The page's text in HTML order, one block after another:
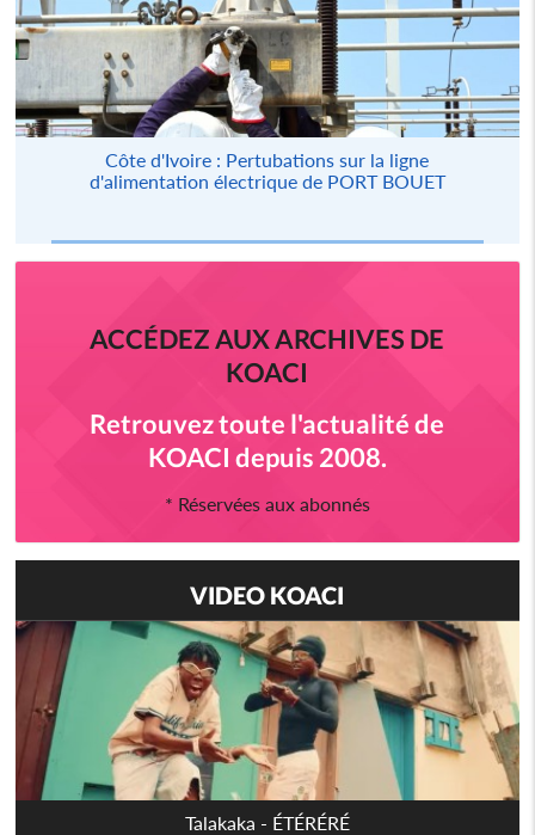
Côte d'Ivoire : Pertubations sur la ligne
d'alimentation électrique de PORT BOUET
ACCÉDEZ AUX ARCHIVES DE
KOACI
Retrouvez toute l'actualité de
KOACI depuis 2008.
* Réservées aux abonnés
VIDEO KOACI
Talakaka - ÉTÉRÉRÉ